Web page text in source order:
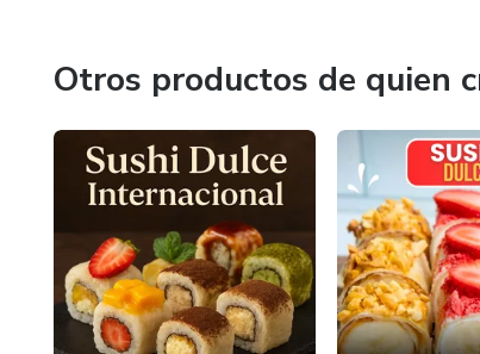
Otros productos de quien